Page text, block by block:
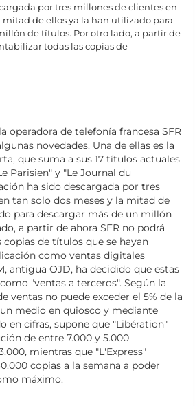
por tres millones de clientes en
mitad de ellos ya la han utilizado para
de títulos. Por otro lado, a partir de
todas las copias de
operadora de telefonía francesa SFR
novedades. Una de ellas es la
que suma a sus 17 títulos actuales
Parisien" y "Le Journal du
ha sido descargada por tres
tan solo dos meses y la mitad de
para descargar más de un millón
a partir de ahora SFR no podrá
de títulos que se hayan
como ventas digitales
antigua OJD, ha decidido que estas
"ventas a terceros". Según la
ventas no puede exceder el 5% de la
medio en quiosco y mediante
en cifras, supone que "Libération"
de entre 7.000 y 5.000
mientras que "L'Express"
copias a la semana a poder
máximo.